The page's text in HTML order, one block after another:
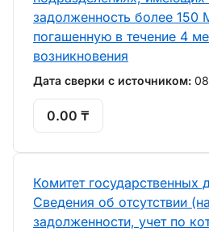
задолженность более 150
погашенную в течение 4
возникновения
Дата сверки с источником:
0.00 ₸
Комитет государственных
Сведения об отсутствии
задолженности, учет по